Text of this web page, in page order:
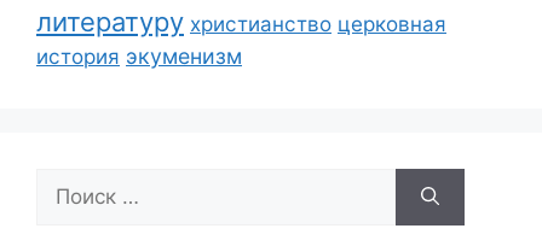
литературу христианство церковная
история экуменизм